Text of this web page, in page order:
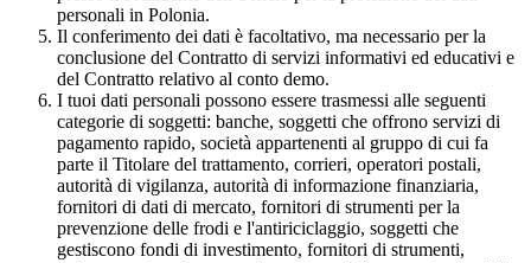
personali in Polonia.
Il conferimento dei dati è facoltativo, ma necessario per la
conclusione del Contratto di servizi informativi ed educativi e
del Contratto relativo al conto demo.
I tuoi dati personali possono essere trasmessi alle seguenti
categorie di soggetti: banche, soggetti che offrono servizi di
pagamento rapido, società appartenenti al gruppo di cui fa
parte il Titolare del trattamento, corrieri, operatori postali,
autorità di vigilanza, autorità di informazione finanziaria,
fornitori di dati di mercato, fornitori di strumenti per la
prevenzione delle frodi e l'antiriciclaggio, soggetti che
gestiscono fondi di investimento, fornitori di strumenti,